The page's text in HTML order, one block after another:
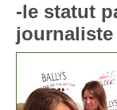
-le statut